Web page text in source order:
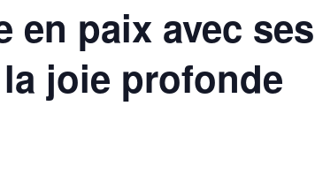
en paix avec ses
joie profonde